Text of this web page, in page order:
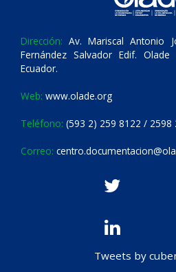
Dirección: Av. Mariscal Antonio
Fernández Salvador Edif.
Ecuador.
Web: www.olade.org
Teléfono: (593 2) 259 8122 / 2598
Correo:
Tweets by